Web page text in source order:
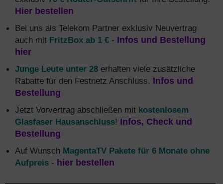
Hier bestellen
Bei uns als Telekom Partner exklusiv Neuvertrag
auch mit FritzBox ab 1 € - Infos und Bestellung
hier
Junge Leute unter 28 erhalten viele zusätzliche
Rabatte für den Festnetz Anschluss. Infos und
Bestellung
Jetzt Vorvertrag abschließen mit kostenlosem
Glasfaser Hausanschluss! Infos, Check und
Bestellung
Auf Wunsch MagentaTV Pakete für 6 Monate ohne
Aufpreis - hier bestellen